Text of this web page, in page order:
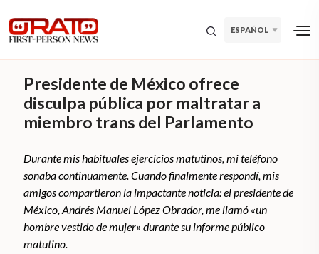
ESPAÑOL
Presidente de México ofrece
disculpa pública por maltratar a
miembro trans del Parlamento
Durante mis habituales ejercicios matutinos, mi teléfono
sonaba continuamente. Cuando finalmente respondí, mis
amigos compartieron la impactante noticia: el presidente de
México, Andrés Manuel López Obrador, me llamó «un
hombre vestido de mujer» durante su informe público
matutino.